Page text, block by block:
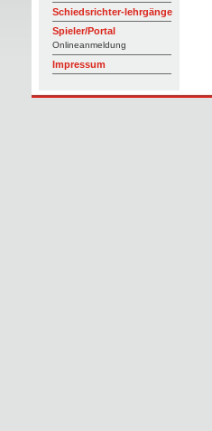
Schiedsrichter-lehrgänge
Spieler/Portal
Onlineanmeldung
Impressum